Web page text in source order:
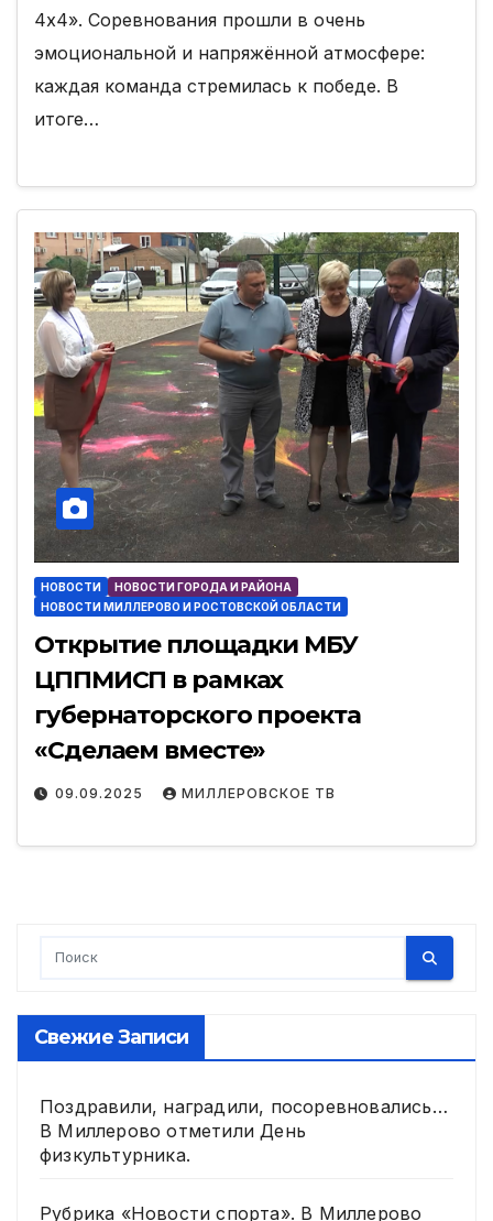
4х4». Соревнования прошли в очень
эмоциональной и напряжённой атмосфере:
каждая команда стремилась к победе. В
итоге…
НОВОСТИ
НОВОСТИ ГОРОДА И РАЙОНА
НОВОСТИ МИЛЛЕРОВО И РОСТОВСКОЙ ОБЛАСТИ
Открытие площадки МБУ
ЦППМИСП в рамках
губернаторского проекта
«Сделаем вместе»
09.09.2025 МИЛЛЕРОВСКОЕ ТВ
Свежие Записи
Поздравили, наградили, посоревновались…
В Миллерово отметили День
физкультурника.
Рубрика «Новости спорта». В Миллерово